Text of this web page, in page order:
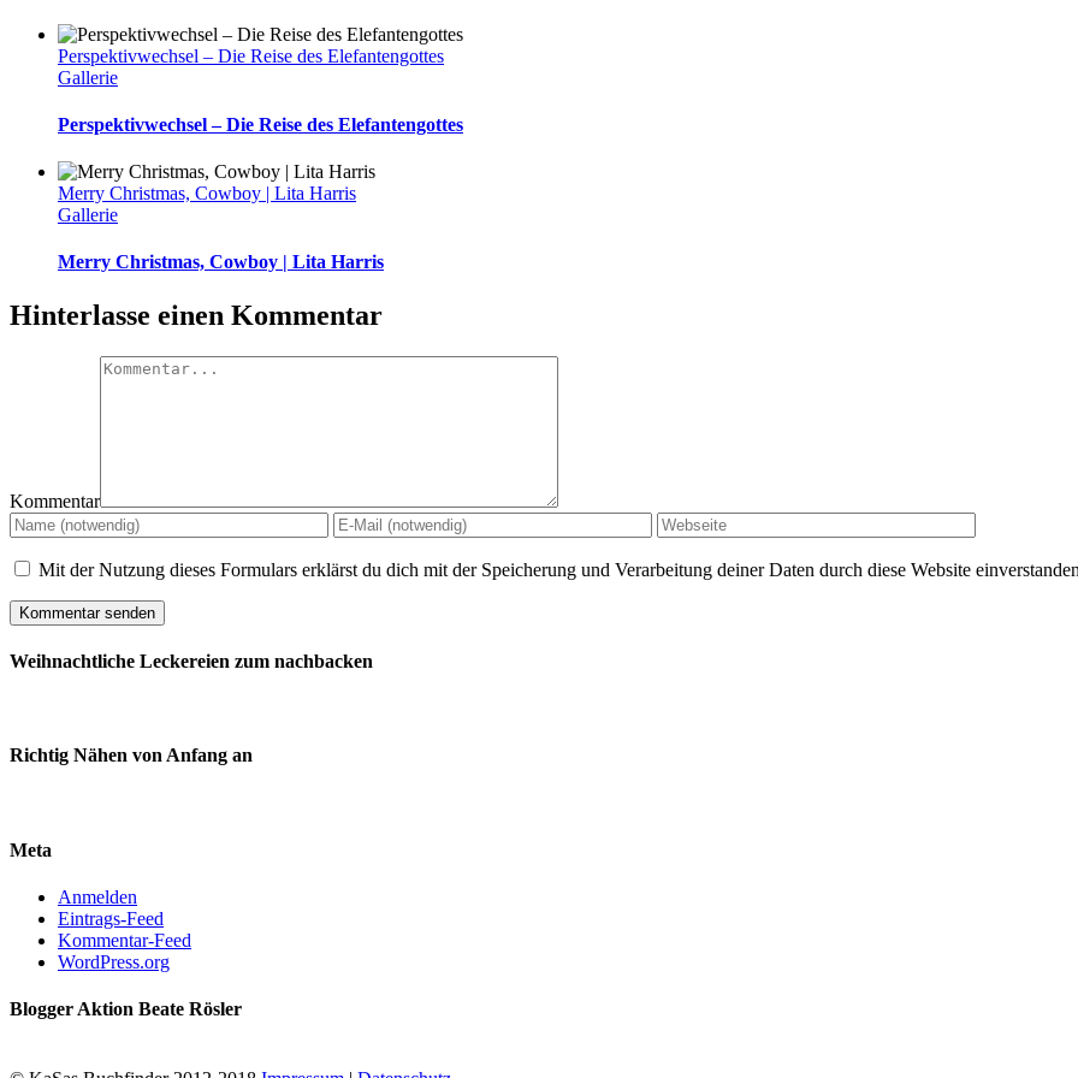
Perspektivwechsel – Die Reise des Elefantengottes
Gallerie
Perspektivwechsel – Die Reise des Elefantengottes
Merry Christmas, Cowboy | Lita Harris
Gallerie
Merry Christmas, Cowboy | Lita Harris
Hinterlasse einen Kommentar
Kommentar
Mit der Nutzung dieses Formulars erklärst du dich mit der Speicherung und Verarbeitung deiner Daten durch diese Website
Weihnachtliche Leckereien zum nachbacken
Richtig Nähen von Anfang an
Meta
Anmelden
Eintrags-Feed
Kommentar-Feed
WordPress.org
Blogger Aktion Beate Rösler